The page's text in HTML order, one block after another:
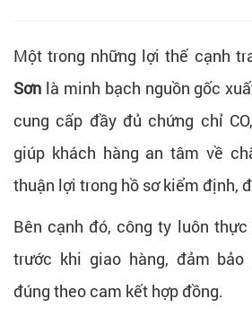
Một trong những lợi thế cạnh
Sơn là minh bạch nguồn gốc
cung cấp đầy đủ chứng chỉ
giúp khách hàng an tâm về
thuận lợi trong hồ sơ kiểm định,
Bên cạnh đó, công ty luôn
trước khi giao hàng, đảm
đúng theo cam kết hợp đồng.